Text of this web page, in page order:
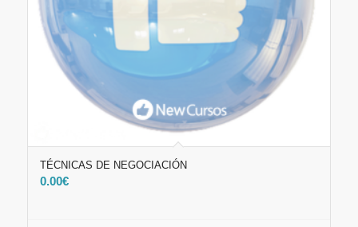
TÉCNICAS DE NEGOCIACIÓN
0.00€